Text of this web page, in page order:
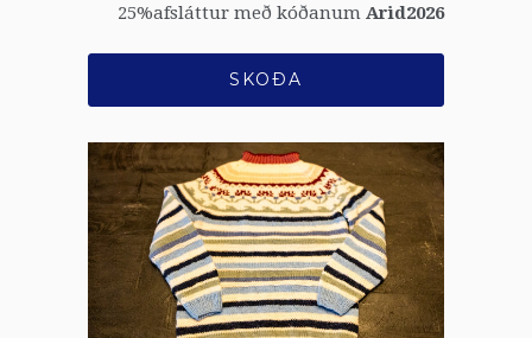
25%afsláttur með kóðanum Arid2026
SKOÐA